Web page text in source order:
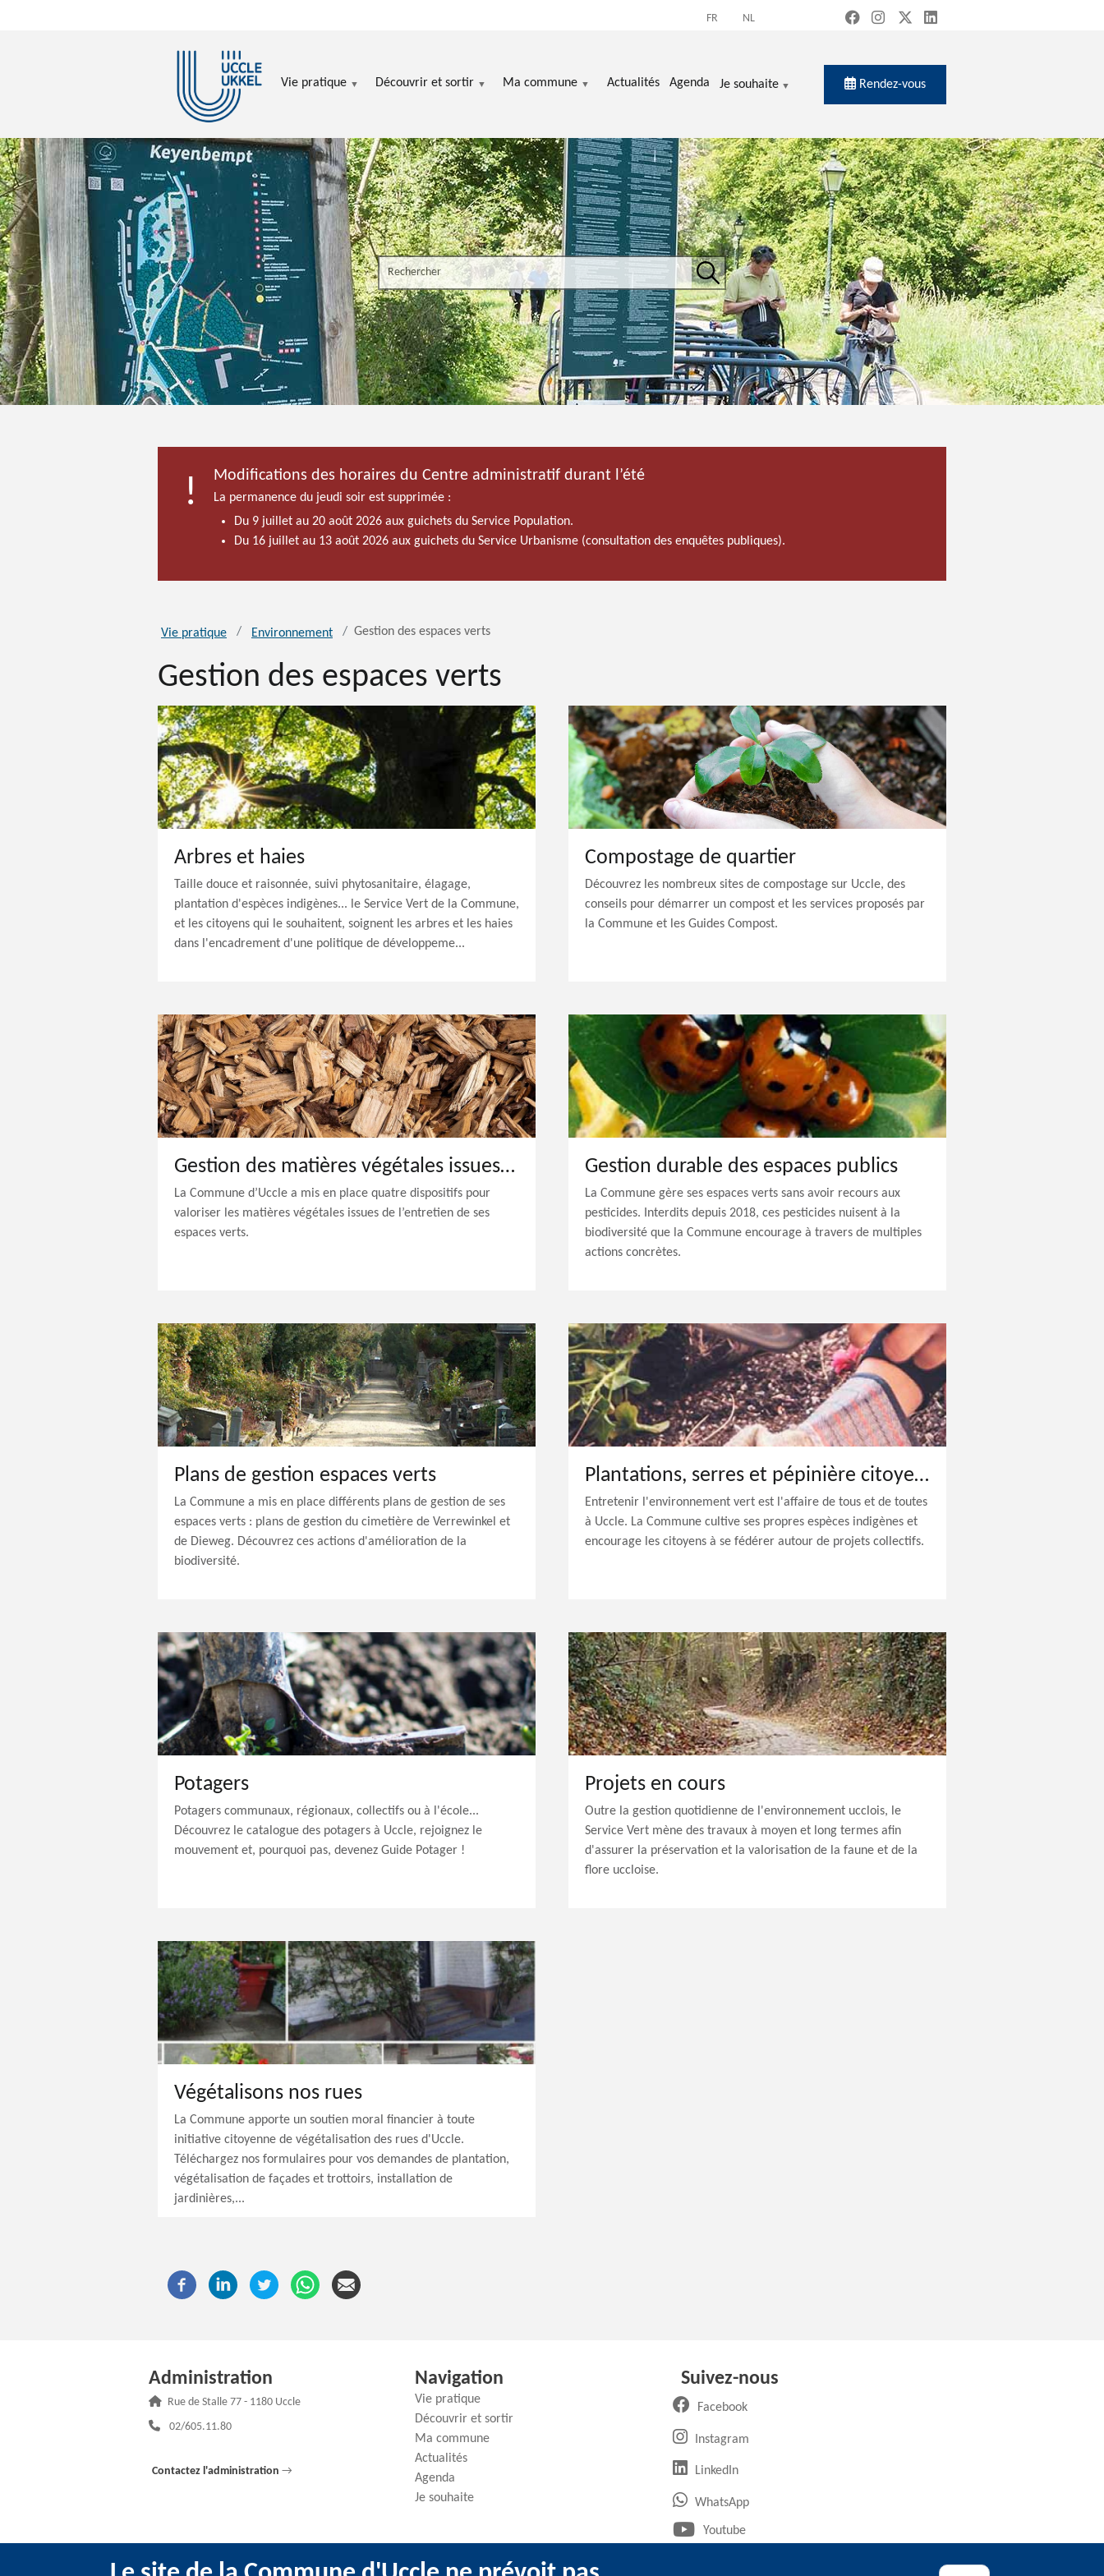
FR NL
Vie pratique Découvrir et sortir Ma commune Actualités Agenda Je souhaite Rendez-vous
Search the site
Rechercher
Modifications des horaires du Centre administratif durant l’été
La permanence du jeudi soir est supprimée :
Du 9 juillet au 20 août 2026 aux guichets du Service Population.
Du 16 juillet au 13 août 2026 aux guichets du Service Urbanisme (consultation des enquêtes publiques).
Vie pratique Environnement Gestion des espaces verts
Gestion des espaces verts
Arbres et haies
Taille douce et raisonnée, suivi phytosanitaire, élagage,
plantation d'espèces indigènes... le Service Vert de la Commune,
et les citoyens qui le souhaitent, soignent les arbres et les haies
dans l'encadrement d'une politique de développeme...
Compostage de quartier
Découvrez les nombreux sites de compostage sur Uccle, des
conseils pour démarrer un compost et les services proposés par
la Commune et les Guides Compost.
Gestion des matières végétales issues des espaces verts
La Commune d’Uccle a mis en place quatre dispositifs pour
valoriser les matières végétales issues de l’entretien de ses
espaces verts.
Gestion durable des espaces publics
La Commune gère ses espaces verts sans avoir recours aux
pesticides. Interdits depuis 2018, ces pesticides nuisent à la
biodiversité que la Commune encourage à travers de multiples
actions concrètes.
Plans de gestion espaces verts
La Commune a mis en place différents plans de gestion de ses
espaces verts : plans de gestion du cimetière de Verrewinkel et
de Dieweg. Découvrez ces actions d'amélioration de la
biodiversité.
Plantations, serres et pépinière citoyenne
Entretenir l'environnement vert est l'affaire de tous et de toutes
à Uccle. La Commune cultive ses propres espèces indigènes et
encourage les citoyens à se fédérer autour de projets collectifs.
Potagers
Potagers communaux, régionaux, collectifs ou à l'école...
Découvrez le catalogue des potagers à Uccle, rejoignez le
mouvement et, pourquoi pas, devenez Guide Potager !
Projets en cours
Outre la gestion quotidienne de l'environnement ucclois, le
Service Vert mène des travaux à moyen et long termes afin
d'assurer la préservation et la valorisation de la faune et de la
flore uccloise.
Végétalisons nos rues
La Commune apporte un soutien moral financier à toute
initiative citoyenne de végétalisation des rues d'Uccle.
Téléchargez nos formulaires pour vos demandes de plantation,
végétalisation de façades et trottoirs, installation de
jardinières,...
Administration
Adresse :
Rue de Stalle 77 - 1180 Uccle
Téléphone :
02/605.11.80
Contactez l'administration →
Navigation
Vie pratique
Découvrir et sortir
Ma commune
Actualités
Agenda
Je souhaite
Suivez-nous
Facebook(ouvre un nouvel onglet)
Instagram(ouvre un nouvel onglet)
LinkedIn(ouvre un nouvel onglet)
WhatsApp(ouvre un nouvel onglet)
Youtube(ouvre un nouvel onglet)